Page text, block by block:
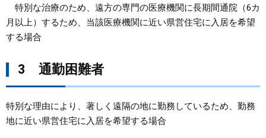
特別な治療のため、遠方の専門の医療機関に長期間通院（6カ
月以上）するため、当該医療機関に近い県営住宅に入居を希望
する場合
3 通勤困難者
特別な理由により、著しく遠隔の地に勤務しているため、勤務
地に近い県営住宅に入居を希望する場合